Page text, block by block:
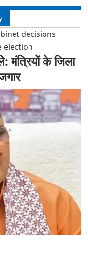
decisions
election
के जिला